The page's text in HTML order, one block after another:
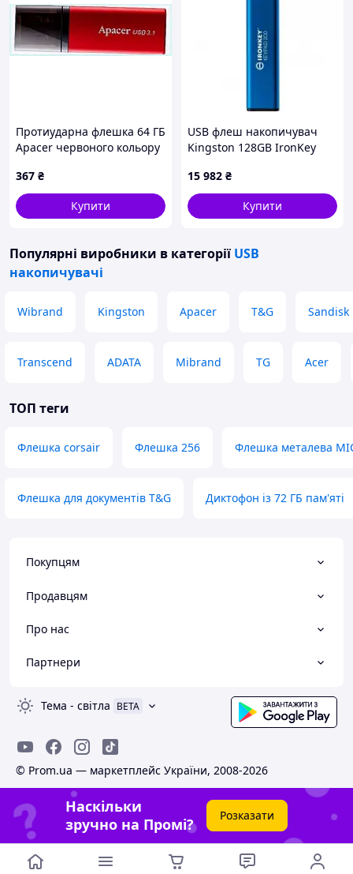
Протиударна флешка 64 ГБ
Apacer червоного кольору
367 ₴
Купити
USB флеш накопичувач
Kingston 128GB IronKey
Encrypted Blue USB 3.2
(IKKP200C/128GB)
15 982 ₴
Купити
Популярні виробники в категорії USB
накопичувачі
Wibrand Kingston Apacer T&G Sandisk
Transcend ADATA Mibrand TG Acer
ТОП теги
Флешка corsair Флешка 256 Флешка металева
Флешка для документів T&G Диктофон із 72 ГБ пам'яті
Покупцям
Продавцям
Про нас
Партнери
Тема - світла BETA
© Prom.ua — маркетплейс України, 2008-2026
Наскільки
зручно на Промі?
Розказати